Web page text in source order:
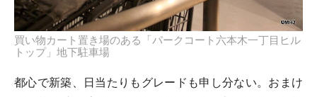
買い物カート置き場のある「パークコート六本木一丁目ヒル
トップ」地下駐車場
都心で新築、日当たりもグレードも申し分ない。おまけ